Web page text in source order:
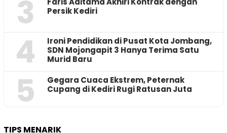
3
Persik Kediri
4
Ironi Pendidikan di Pusat Kota Jombang,
SDN Mojongapit 3 Hanya Terima Satu
Murid Baru
5
‎Gegara Cuaca Ekstrem, Peternak
Cupang di Kediri Rugi Ratusan Juta
TIPS MENARIK